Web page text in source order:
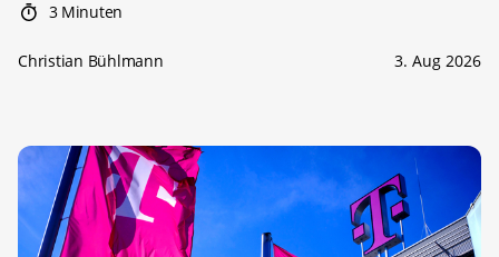
3 Minuten
Christian Bühlmann 3. Aug 2026